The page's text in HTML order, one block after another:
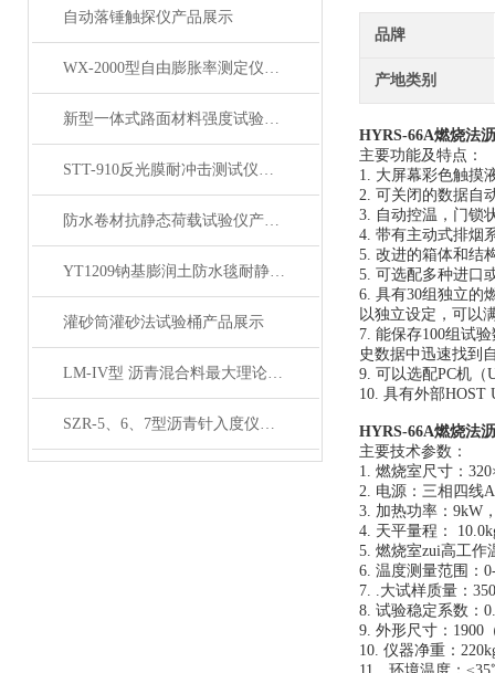
自动落锤触探仪产品展示
WX-2000型自由膨胀率测定仪产品展示
新型一体式路面材料强度试验机产品展示
STT-910反光膜耐冲击测试仪产品展示
防水卷材抗静态荷载试验仪产品展示
YT1209钠基膨润土防水毯耐静水压测定仪产品展示
灌砂筒灌砂法试验桶产品展示
LM-IV型 沥青混合料最大理论密度仪 (屏显全自动）展示
SZR-5、6、7型沥青针入度仪产品展示
品牌
产地类别
HYRS-66A燃烧法
主要功能及特点：
1. 大屏幕彩色触摸
2. 可关闭的数据自
3. 自动控温，门锁
4. 带有主动式排烟
5. 改进的箱体和结
5. 可选配多种进口
6. 具有30组独立的
以独立设定，可以
7. 能保存100组试
史数据中迅速找到
9. 可以选配PC机（
10. 具有外部HOST
HYRS-66A燃烧法
主要技术参数：
1. 燃烧室尺寸：
2. 电源：三相四线
3. 加热功率：9kW
4. 天平量程：
5. 燃烧室zui高工
6. 温度测量范围：
7. .大试样质量：
8. 试验稳定系数：
9. 外形尺寸：1900
10. 仪器净重：